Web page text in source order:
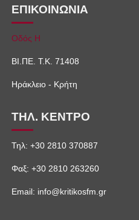
ΕΠΙΚΟΙΝΩΝΙΑ
Οδός Η
ΒΙ.ΠΕ. Τ.Κ. 71408
Ηράκλειο - Κρήτη
ΤΗΛ. ΚΕΝΤΡΟ
Τηλ: +30 2810 370887
Φαξ: +30 2810 263260
Email: info@kritikosfm.gr